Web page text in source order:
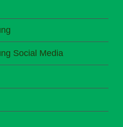
Social Media